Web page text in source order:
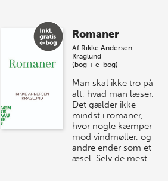
Romaner
Af Rikke Andersen
Kraglund
(bog + e-bog)
Man skal ikke tro på
alt, hvad man læser.
Det gælder ikke
mindst i romaner,
hvor nogle kæmper
mod vindmøller, og
andre ender som et
æsel. Selv de mest…